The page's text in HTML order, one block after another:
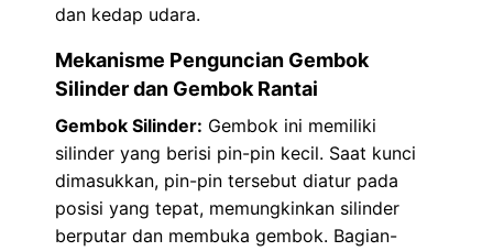
dan kedap udara.
Mekanisme Penguncian Gembok
Silinder dan Gembok Rantai
Gembok Silinder: Gembok ini memiliki
silinder yang berisi pin-pin kecil. Saat kunci
dimasukkan, pin-pin tersebut diatur pada
posisi yang tepat, memungkinkan silinder
berputar dan membuka gembok. Bagian-